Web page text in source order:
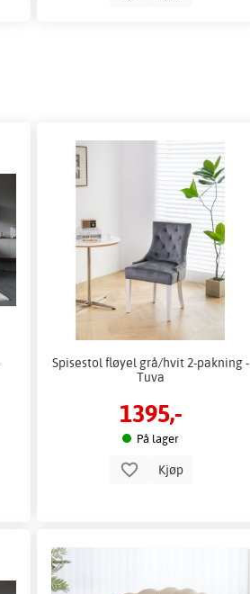
Spisestol fløyel grå/hvit 2-pakning -
Tuva
1395,-
På lager
Kjøp